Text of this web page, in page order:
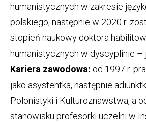
humanistycznych w zakresie
polskiego, następnie w 2020 r.
stopień naukowy doktora
humanistycznych w dyscyplinie –
Kariera zawodowa: od 1997 r.
jako asystentka, następnie
Polonistyki i Kulturoznawstwa, a
stanowisku profesorki uczelni w